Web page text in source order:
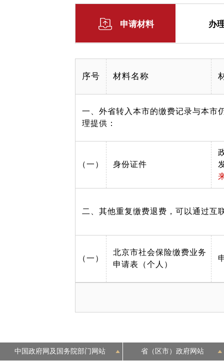
申请材料 办
序号 材料名称
一、外省转入本市的缴费记录与本市
理提供：
（一） 身份证件
二、其他重复缴费退费，可以通过互
（一）
北京市社会保险缴费业务
申请表（个人）
中国政府网及国务院部门网站 省（区市）政府网站